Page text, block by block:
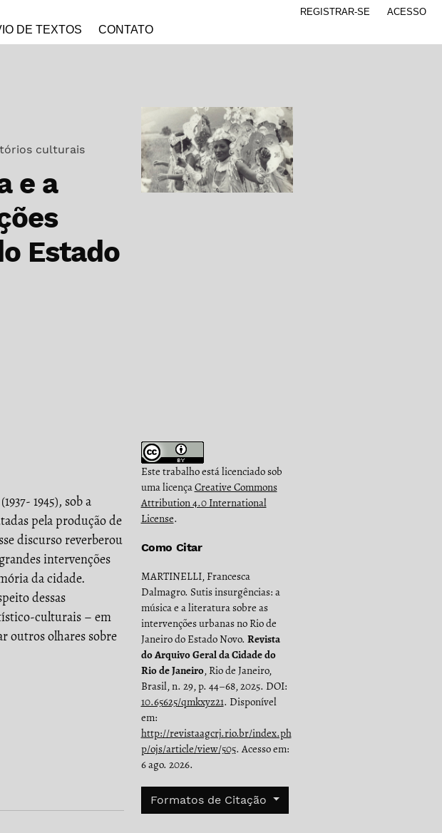
REGISTRAR-SE ACESSO
DE TEXTOS CONTATO
culturais
e a
Estado
Este trabalho está licenciado sob
uma licençaCreative Commons
Attribution 4.0 International
License.
Como Citar
MARTINELLI, Francesca
Dalmagro. Sutis insurgências: a
música e a literatura sobre as
intervenções urbanas no Rio de
Janeiro do Estado Novo. Revista
do Arquivo Geral da Cidade do
Rio de Janeiro, Rio de Janeiro,
Brasil, n. 29, p. 44–68, 2025. DOI:
10.65625/qmkxyz21. Disponível
em:
http://revistaagcrj.rio.br/index.ph
p/ojs/article/view/505. Acesso em:
6 ago. 2026.
Formatos de Citação
1945), sob a
pela produção de
discurso reverberou
intervenções
da cidade.
dessas
culturais – em
outros olhares sobre